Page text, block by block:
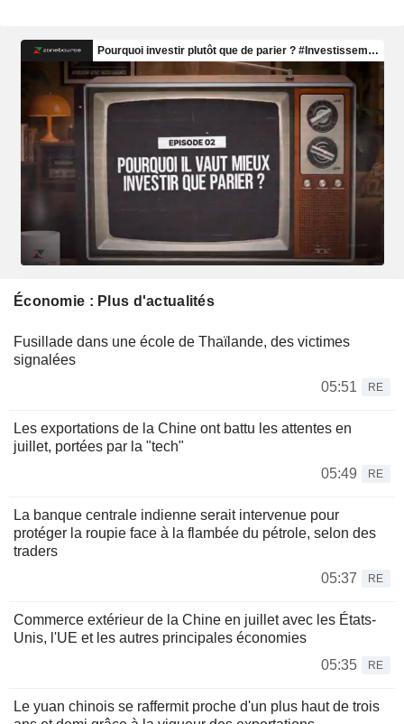
Économie : Plus d'actualités
Fusillade dans une école de Thaïlande, des victimes
signalées
05:51
RE
Les exportations de la Chine ont battu les attentes en
juillet, portées par la "tech"
05:49
RE
La banque centrale indienne serait intervenue pour
protéger la roupie face à la flambée du pétrole, selon des
traders
05:37
RE
Commerce extérieur de la Chine en juillet avec les États-
Unis, l'UE et les autres principales économies
05:35
RE
Le yuan chinois se raffermit proche d'un plus haut de trois